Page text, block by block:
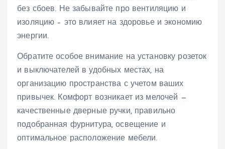
без сбоев. Не забывайте про вентиляцию и
изоляцию – это влияет на здоровье и экономию
энергии.
Обратите особое внимание на установку розеток
и выключателей в удобных местах, на
организацию пространства с учетом ваших
привычек. Комфорт возникает из мелочей —
качественные дверные ручки, правильно
подобранная фурнитура, освещение и
оптимальное расположение мебели.